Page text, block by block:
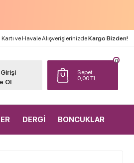
ve Havale AlışverişlerinizdeKargo Bizden!
Sepet
0,00TL
0
Ol
DERGİ BONCUKLAR